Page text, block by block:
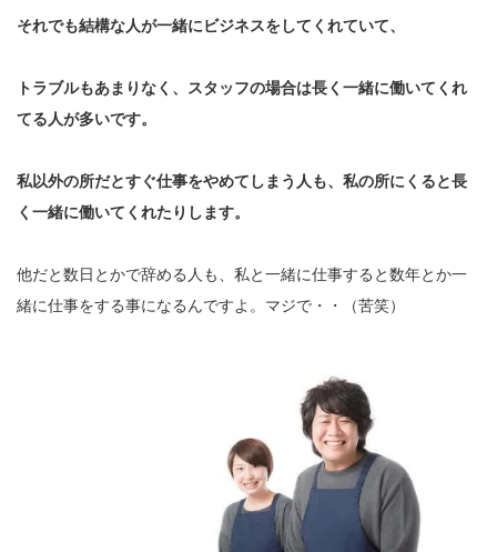
それでも結構な人が一緒にビジネスをしてくれていて、
トラブルもあまりなく、スタッフの場合は長く一緒に働いてくれ
てる人が多いです。
私以外の所だとすぐ仕事をやめてしまう人も、私の所にくると長
く一緒に働いてくれたりします。
他だと数日とかで辞める人も、私と一緒に仕事すると数年とか一
緒に仕事をする事になるんですよ。マジで・・（苦笑）